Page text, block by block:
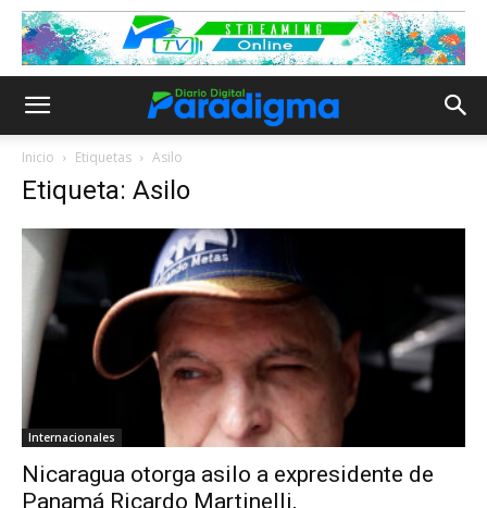
Inicio Etiquetas Asilo
Etiqueta: Asilo
Internacionales
Nicaragua otorga asilo a expresidente de
Panamá Ricardo Martinelli,